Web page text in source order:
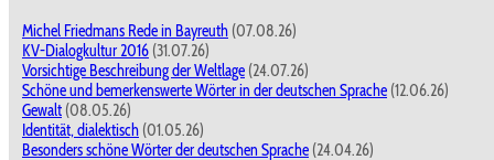
Michel Friedmans Rede in Bayreuth (07.08.26)
KV-Dialogkultur 2016 (31.07.26)
Vorsichtige Beschreibung der Weltlage (24.07.26)
Schöne und bemerkenswerte Wörter in der deutschen Sprache (12.06.26)
Gewalt (08.05.26)
Identität, dialektisch (01.05.26)
Besonders schöne Wörter der deutschen Sprache (24.04.26)